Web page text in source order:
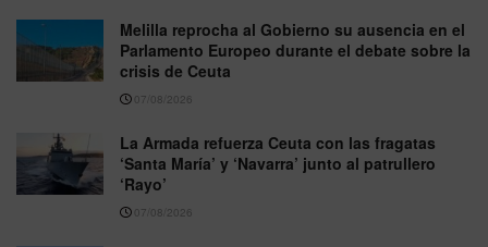
Melilla reprocha al Gobierno su ausencia en el
Parlamento Europeo durante el debate sobre la
crisis de Ceuta
07/08/2026
La Armada refuerza Ceuta con las fragatas
‘Santa María’ y ‘Navarra’ junto al patrullero
‘Rayo’
07/08/2026